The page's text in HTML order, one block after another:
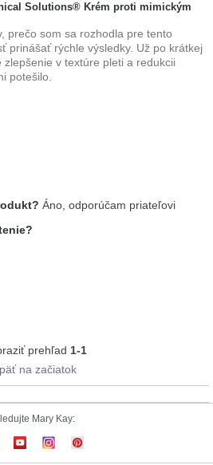
Solutions® Krém proti mimickým
prečo som sa rozhodla pre tento
prinášať rýchle výsledky. Už po krátkej
v textúre pleti a redukcii
potešilo.
Áno, odporúčam priateľovi
prehľad 1-1
na začiatok
Mary Kay: